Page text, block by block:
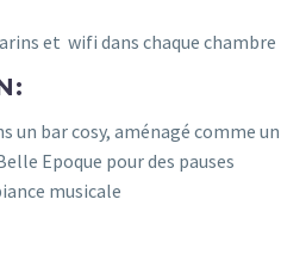
et wifi dans chaque chambre
un bar cosy, aménagé comme un
Epoque pour des pauses
musicale